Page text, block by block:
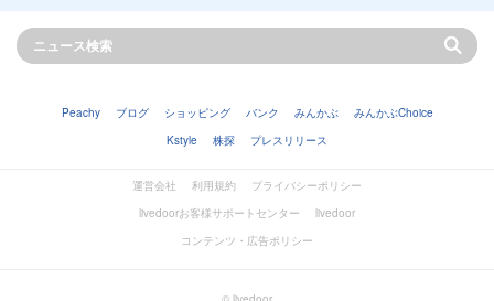
Peachy ブログ ショッピング バンク みんかぶ
みんかぶChoice
Kstyle
株探 プレスリリース
運営会社 利用規約
プライバシーポリシー
livedoorお客様サポートセンター
livedoor
コンテンツ・広告ポリシー